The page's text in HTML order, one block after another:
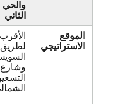
والحي
الثاني
الموقع
الاستراتيجي
الأقرب
لطريق
السويس
وشارع
التسعين
الشمالي.